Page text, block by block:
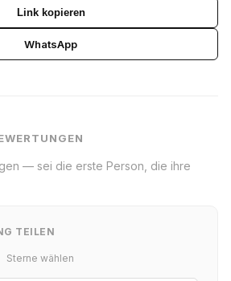
Link kopieren
WhatsApp
— sei die erste Person, die ihre
TEILEN
Sterne wählen